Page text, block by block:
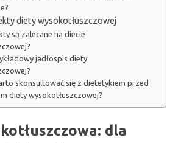
diety wysokotłuszczowej
są zalecane na diecie
jadłospis diety
skonsultować się z dietetykiem przed
diety wysokotłuszczowej?
dla